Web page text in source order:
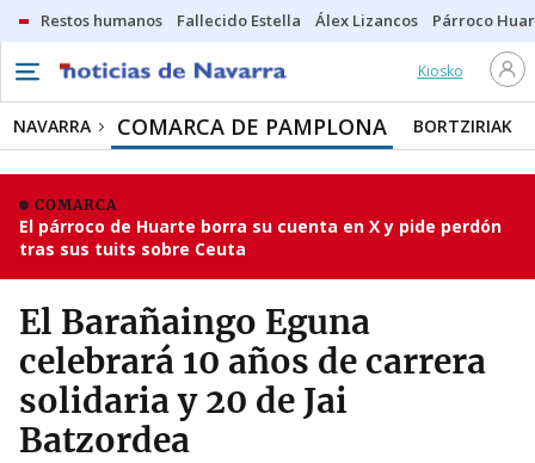
Restos humanos Fallecido Estella Álex Lizancos Párroco
Kiosko
NAVARRA COMARCA DE PAMPLONA BORTZIRIAK
COMARCA
El párroco de Huarte borra su cuenta en X y pide perdón
tras sus tuits sobre Ceuta
El Barañaingo Eguna
celebrará 10 años de carrera
solidaria y 20 de Jai
Batzordea